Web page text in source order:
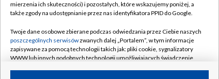
Naziemna Telewizja Cyfrowa
Rada Programowa
System NOS
Informacje o nadawcy
Pomoc
Kontakt
Kanały
mierzenia ich skuteczności) i pozostałych, które wskazujemy poniżej, a
także zgody na udostępnianie przez nas identyfikatora PPID do Google.
Twoje dane osobowe zbierane podczas odwiedzania przez Ciebie naszych
poszczególnych serwisówzwanych dalej „Portalem”, w tym informacje
zapisywane za pomocą technologii takich jak: pliki cookie, sygnalizatory
WWW lub innych podobnych technologii umożliwiających świadczenie